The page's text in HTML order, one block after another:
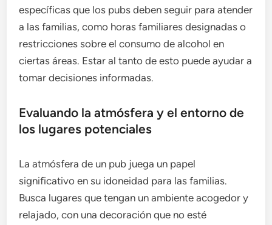
específicas que los pubs deben seguir para atender
a las familias, como horas familiares designadas o
restricciones sobre el consumo de alcohol en
ciertas áreas. Estar al tanto de esto puede ayudar a
tomar decisiones informadas.
Evaluando la atmósfera y el entorno de
los lugares potenciales
La atmósfera de un pub juega un papel
significativo en su idoneidad para las familias.
Busca lugares que tengan un ambiente acogedor y
relajado, con una decoración que no esté